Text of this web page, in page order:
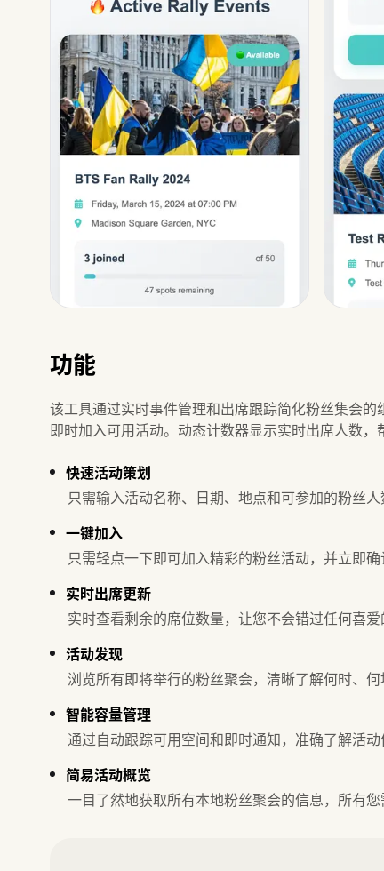
功能
该工具通过实时事件管理和出席跟踪简化粉丝集会
即时加入可用活动。动态计数器显示实时出席人数
快速活动策划
只需输入活动名称、日期、地点和可参加的粉丝
一键加入
只需轻点一下即可加入精彩的粉丝活动，并立即确
实时出席更新
实时查看剩余的席位数量，让您不会错过任何喜爱
活动发现
浏览所有即将举行的粉丝聚会，清晰了解何时、何
智能容量管理
通过自动跟踪可用空间和即时通知，准确了解活动
简易活动概览
一目了然地获取所有本地粉丝聚会的信息，所有